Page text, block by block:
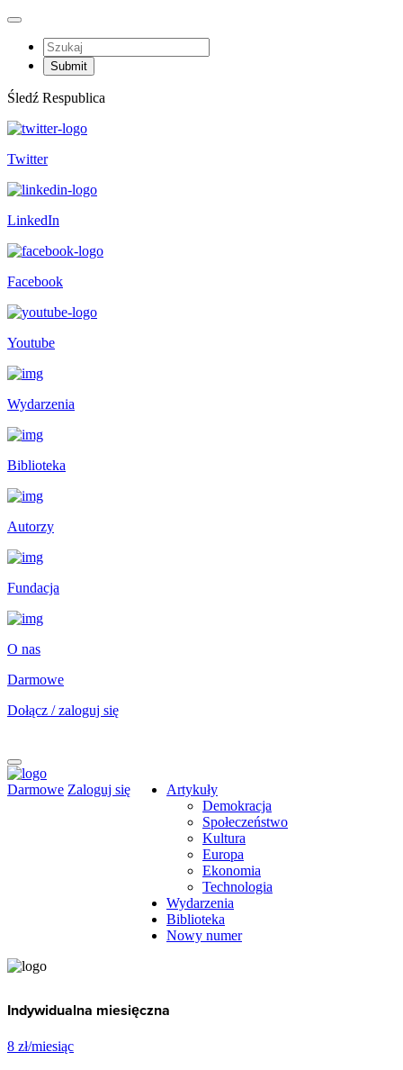
Śledź Respublica
Twitter
LinkedIn
Facebook
Youtube
Wydarzenia
Biblioteka
Autorzy
Fundacja
O nas
Darmowe
Dołącz / zaloguj się
Darmowe Zaloguj się
Artykuły
Demokracja
Społeczeństwo
Kultura
Europa
Ekonomia
Technologia
Wydarzenia
Biblioteka
Nowy numer
Indywidualna miesięczna
8 zł/miesiąc